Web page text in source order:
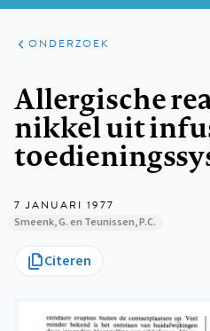
ARTIKELEN
ONDERZOEK
ONDERZOEK
Allergische
nikkel uit
7 JANUARI 1977
Smeenk, G. en Teunissen, P.C.
Citeren